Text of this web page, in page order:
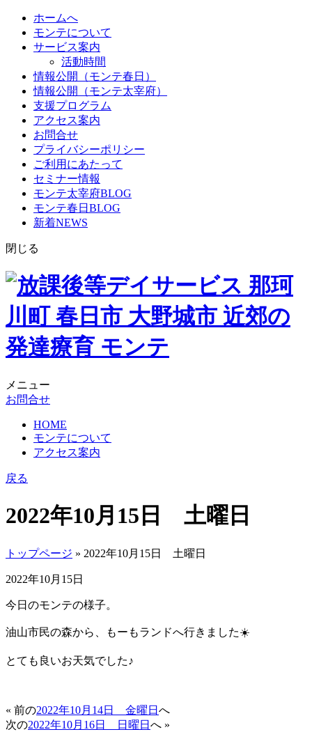
ホームへ
モンテについて
サービス案内
活動時間
情報公開（モンテ春日）
情報公開（モンテ太宰府）
支援プログラム
アクセス案内
お問合せ
プライバシーポリシー
ご利用にあたって
セミナー情報
モンテ太宰府BLOG
モンテ春日BLOG
新着NEWS
閉じる
メニュー
お問合せ
HOME
モンテについて
アクセス案内
戻る
2022年10月15日 土曜日
トップページ » 2022年10月15日 土曜日
2022年10月15日
今日のモンテの様子。
油山市民の森から、もーもランドへ行きました☀️
とても良いお天気でした♪
« 前の2022年10月14日 金曜日 へ
次の2022年10月16日 日曜日 へ »